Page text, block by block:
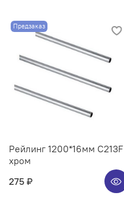
Предзаказ
Рейлинг 1200*16мм C213F
хром
275 ₽